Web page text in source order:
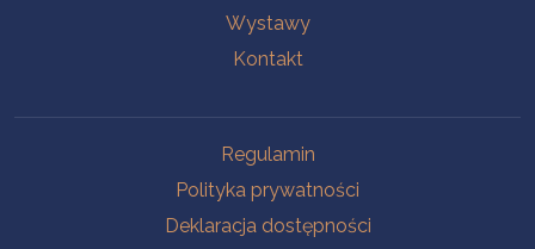
Wystawy
Kontakt
Regulamin
Polityka prywatności
Deklaracja dostępności